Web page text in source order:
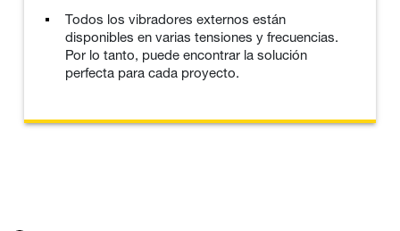
Todos los vibradores externos están
disponibles en varias tensiones y frecuencias.
Por lo tanto, puede encontrar la solución
perfecta para cada proyecto.